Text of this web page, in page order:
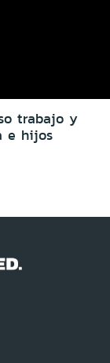
trabajo y
e hijos